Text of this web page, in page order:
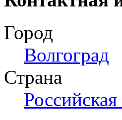
Город
Волгоград
Страна